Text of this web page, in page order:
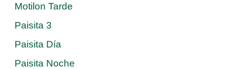
Motilon Tarde
Paisita 3
Paisita Día
Paisita Noche